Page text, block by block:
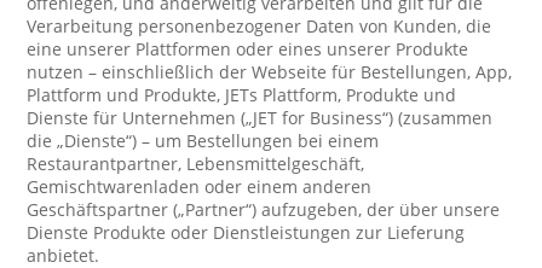
Verarbeitung personenbezogener Daten von Kunden, die
eine unserer Plattformen oder eines unserer Produkte
nutzen – einschließlich der Webseite für Bestellungen, App,
Plattform und Produkte, JETs Plattform, Produkte und
Dienste für Unternehmen („JET for Business“) (zusammen
die „Dienste“) – um Bestellungen bei einem
Restaurantpartner, Lebensmittelgeschäft,
Gemischtwarenladen oder einem anderen
Geschäftspartner („Partner“) aufzugeben, der über unsere
Dienste Produkte oder Dienstleistungen zur Lieferung
anbietet.